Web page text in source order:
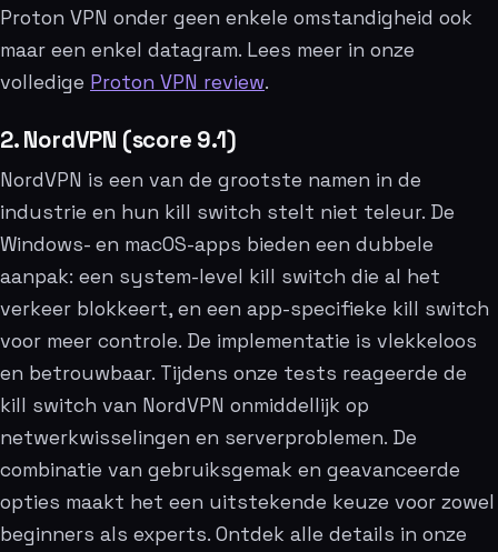
Proton VPN onder geen enkele omstandigheid ook
maar een enkel datagram. Lees meer in onze
volledige Proton VPN review.
2. NordVPN (score 9.1)
NordVPN is een van de grootste namen in de
industrie en hun kill switch stelt niet teleur. De
Windows- en macOS-apps bieden een dubbele
aanpak: een system-level kill switch die al het
verkeer blokkeert, en een app-specifieke kill switch
voor meer controle. De implementatie is vlekkeloos
en betrouwbaar. Tijdens onze tests reageerde de
kill switch van NordVPN onmiddellijk op
netwerkwisselingen en serverproblemen. De
combinatie van gebruiksgemak en geavanceerde
opties maakt het een uitstekende keuze voor zowel
beginners als experts. Ontdek alle details in onze